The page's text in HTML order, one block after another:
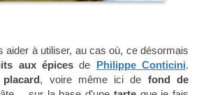
aider à utiliser, au cas où, ce désormais
aux épicesde Philippe Conticini.
, voire même ici de fond de